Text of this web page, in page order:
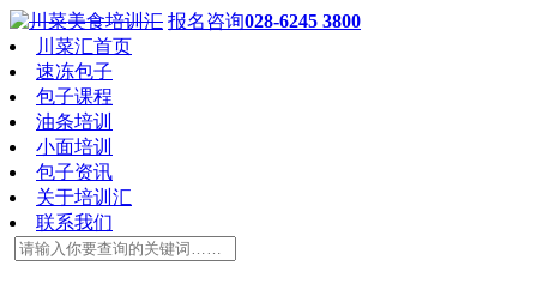
报名咨询028-6245 3800
川菜汇首页
速冻包子
包子课程
油条培训
小面培训
包子资讯
关于培训汇
联系我们